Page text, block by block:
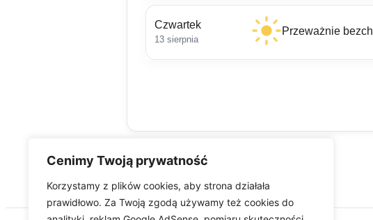
Cenimy Twoją prywatność
Korzystamy z plików cookies, aby strona działała
prawidłowo. Za Twoją zgodą używamy też cookies do
Czwartek
13 sierpnia
Przeważnie